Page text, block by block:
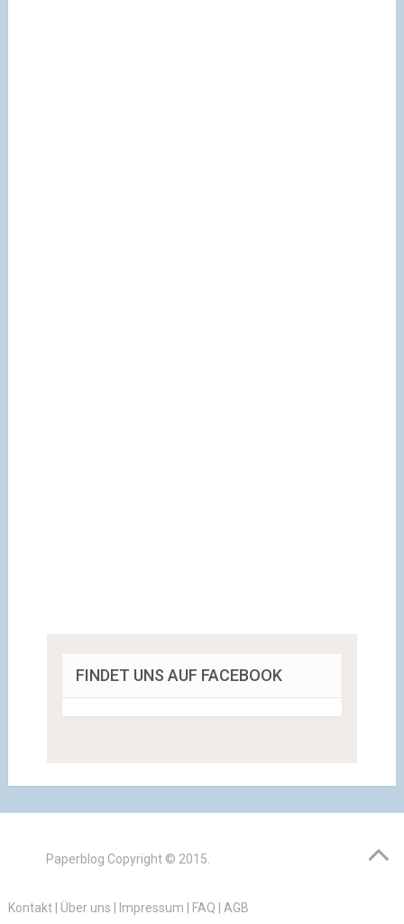
FINDET UNS AUF FACEBOOK
Paperblog Copyright © 2015.
Kontakt| Über uns Impressum FAQ AGB